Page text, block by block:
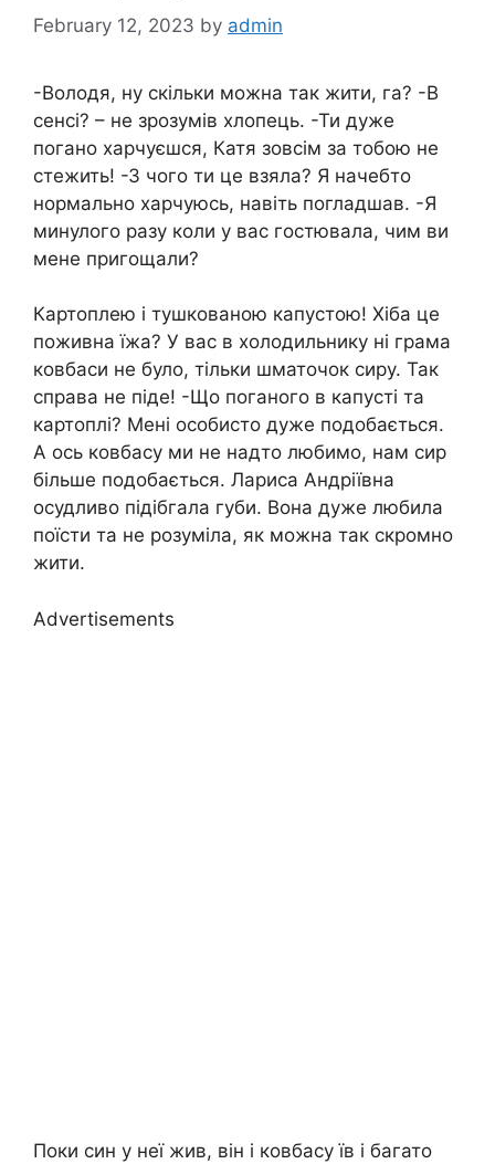
February 12, 2023 by admin
-Володя, ну скільки можна так жити, га? -В
сенсі? – не зрозумів хлопець. -Ти дуже
погано харчуєшся, Катя зовсім за тобою не
стежить! -З чого ти це взяла? Я начебто
нормально харчуюсь, навіть погладшав. -Я
минулого разу коли у вас гостювала, чим ви
мене пригощали?
Картоплею і тушкованою капустою! Хіба це
поживна їжа? У вас в холодильнику ні грама
ковбаси не було, тільки шматочок сиру. Так
справа не піде! -Що поганого в капусті та
картоплі? Мені особисто дуже подобається.
А ось ковбасу ми не надто любимо, нам сир
більше подобається. Лариса Андріївна
осудливо підібгала губи. Вона дуже любила
поїсти та не розуміла, як можна так скромно
жити.
Advertisements
Поки син у неї жив, він і ковбасу їв і багато